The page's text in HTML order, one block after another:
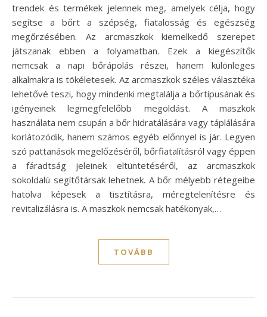
trendek és termékek jelennek meg, amelyek célja, hogy
segítse a bőrt a szépség, fiatalosság és egészség
megőrzésében. Az arcmaszkok kiemelkedő szerepet
játszanak ebben a folyamatban. Ezek a kiegészítők
nemcsak a napi bőrápolás részei, hanem különleges
alkalmakra is tökéletesek. Az arcmaszkok széles választéka
lehetővé teszi, hogy mindenki megtalálja a bőrtípusának és
igényeinek legmegfelelőbb megoldást. A maszkok
használata nem csupán a bőr hidratálására vagy táplálására
korlátozódik, hanem számos egyéb előnnyel is jár. Legyen
szó pattanások megelőzéséről, bőrfiatalításról vagy éppen
a fáradtság jeleinek eltüntetéséről, az arcmaszkok
sokoldalú segítőtársak lehetnek. A bőr mélyebb rétegeibe
hatolva képesek a tisztításra, méregtelenítésre és
revitalizálásra is. A maszkok nemcsak hatékonyak,…
TOVÁBB